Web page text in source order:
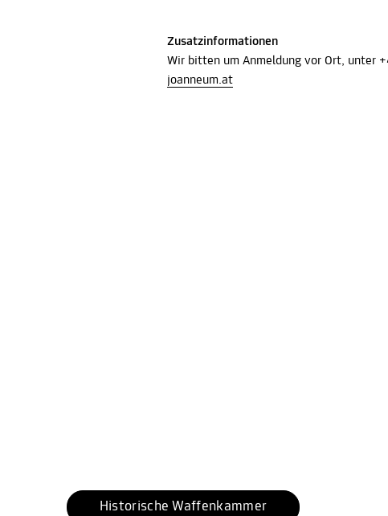
Zusatzinformationen
Wir bitten um Anmeldung vor Ort, unter
joanneum.at
Historische Waffenkammer